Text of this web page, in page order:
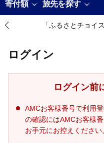
寄付額 旅先を探す
「ふるさとチョイ
ログイン
ログイン前
AMCお客様番号で利用
の確認にはAMCお客様
お手元にお控えください